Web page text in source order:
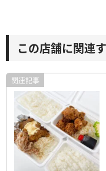
この店舗に関連